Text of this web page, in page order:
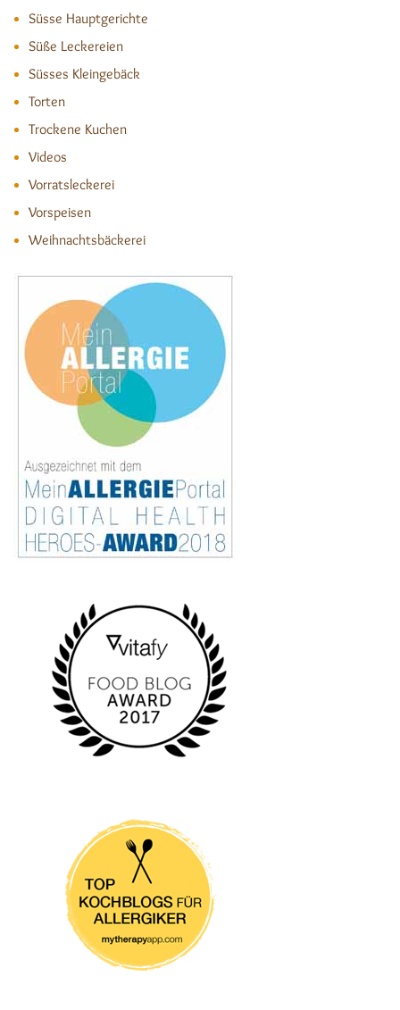
Süsse Hauptgerichte
Süße Leckereien
Süsses Kleingebäck
Torten
Trockene Kuchen
Videos
Vorratsleckerei
Vorspeisen
Weihnachtsbäckerei